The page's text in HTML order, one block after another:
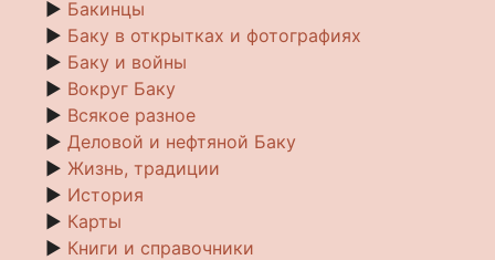
► Бакинцы
► Баку в открытках и фотографиях
► Баку и войны
► Вокруг Баку
► Всякое разное
► Деловой и нефтяной Баку
► Жизнь, традиции
► История
► Карты
► Книги и справочники